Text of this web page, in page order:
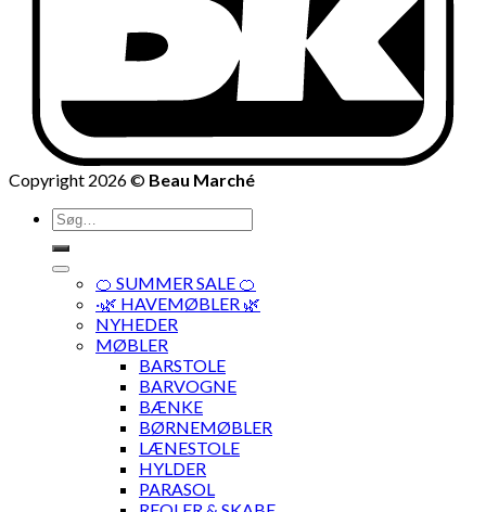
Copyright 2026 © Beau Marché
Søg
efter:
🍊 SUMMER SALE 🍊
·🌿 HAVEMØBLER 🌿
NYHEDER
MØBLER
BARSTOLE
BARVOGNE
BÆNKE
BØRNEMØBLER
LÆNESTOLE
HYLDER
PARASOL